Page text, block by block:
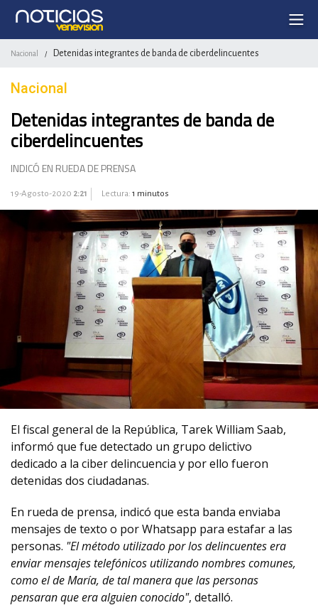
Nacional / Detenidas integrantes de banda de ciberdelincuentes
Nacional
Detenidas integrantes de banda de
ciberdelincuentes
INDICÓ EN RUEDA DE PRENSA
19-Agosto-2020 2:21 Lectura: 1 minutos
El fiscal general de la República, Tarek William Saab,
informó que fue detectado un grupo delictivo
dedicado a la ciber delincuencia y por ello fueron
detenidas dos ciudadanas.
En rueda de prensa, indicó que esta banda enviaba
mensajes de texto o por Whatsapp para estafar a las
personas. "El método utilizado por los delincuentes era
enviar mensajes telefónicos utilizando nombres comunes,
como el de María, de tal manera que las personas
pensaran que era alguien conocido", detalló.